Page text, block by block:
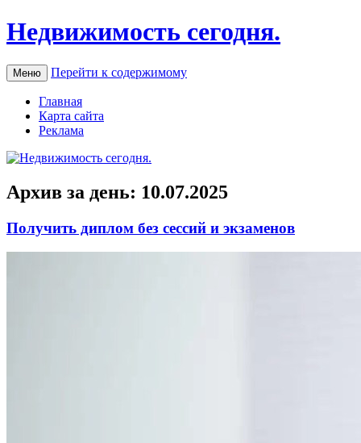
Недвижимость сегодня.
Меню Перейти к содержимому
Главная
Карта сайта
Реклама
Архив за день: 10.07.2025
Получить диплом без сессий и экзаменов